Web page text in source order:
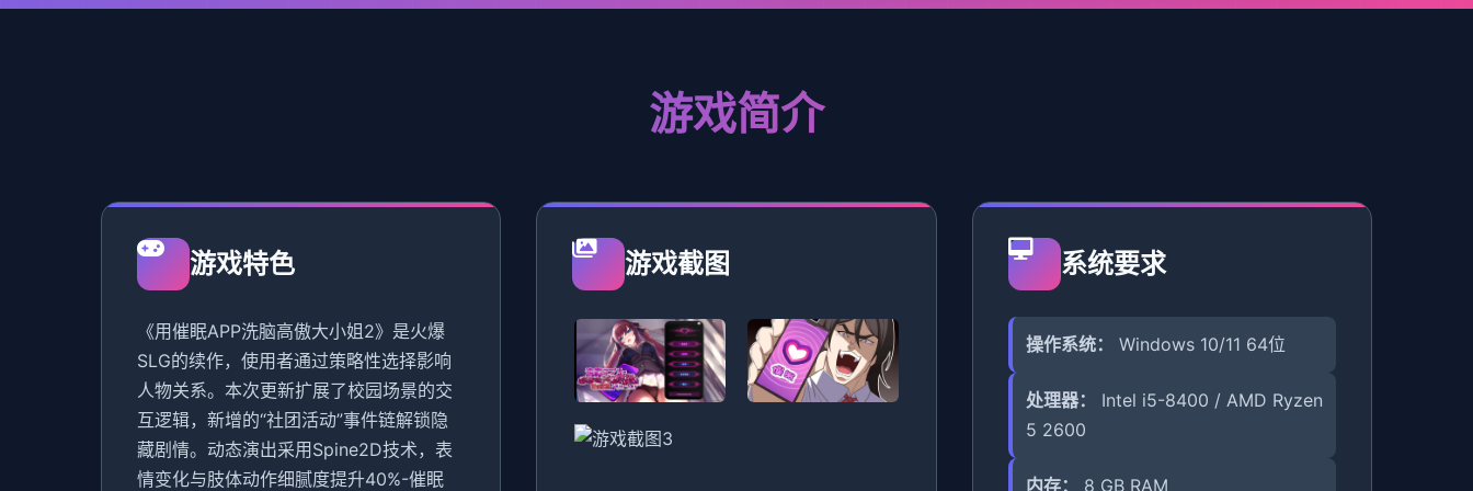
游戏简介
游戏特色
《用催眠APP洗脑高傲大小姐2》是火爆
SLG的续作，使用者通过策略性选择影响
人物关系。本次更新扩展了校园场景的交
互逻辑，新增的“社团活动”事件链解锁隐
藏剧情。动态演出采用Spine2D技术，表
情变化与肢体动作细腻度提升40%-催眠
游戏截图 系统要求
操作系统： Windows 10/11 64位
处理器：
Intel i5-8400 / AMD Ryzen
5 2600
内存： 8 GB RAM